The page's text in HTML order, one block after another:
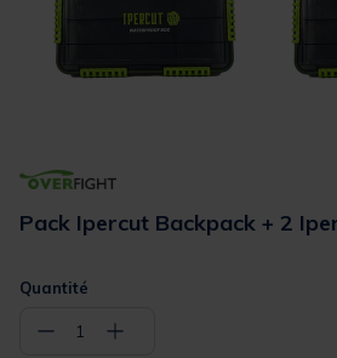
Pack Ipercut Backpack + 2
Quantité
− 1 +